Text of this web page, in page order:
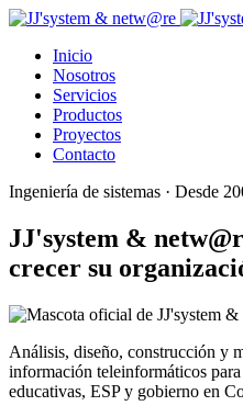
Inicio
Nosotros
Servicios
Productos
Proyectos
Contacto
Ingeniería de sistemas · Desde
JJ'system &
crecer su
Análisis, diseño, construcción y
información teleinformáticos
educativas, ESP y gobierno en